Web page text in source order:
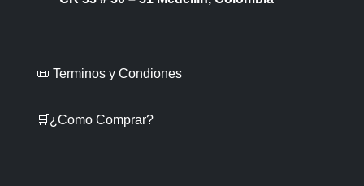
📜 Terminos y Condiones
🛒¿Como Comprar?